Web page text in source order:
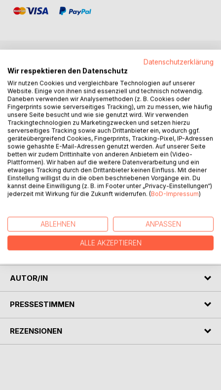
BESCHREIBUNG
In unsicheren Zeiten setzen sich viele für die
"Verteidigung" der Demokratie ein. Das Grundgesetz und
die rein repräsentative Demokratie wirken dabei wie "in
Stein gemeißelt". Clemens Oswald zeigt in seinem Essay,
wie sie weiterentwickelt werden und damit Spaltung und
Verdrossenheit begegnet werden kann. Sein Ziel: die
Demokratisierung des Grundgesetzes.
Gibt es so etwas wie Bürgerwürde? Wann fragen wir nach
unserem Recht auf politische Partizipation über das Wählen
hinaus? Wie sollten demokratische Strukturen aussehen,
abzuwürgen? Mutig liefert der Autor konkrete Ideen für
eine grundlegende Gesellschaftsreform, die die Bürger als
"Citoyens" und höchstes Staatsorgan in den Mittelpunkt
stellt.
AUTOR/IN
PRESSESTIMMEN
REZENSIONEN
Datenschutzerklärung
Wir respektieren den Datenschutz
Wir nutzen Cookies und vergleichbare Technologien auf unserer
Website. Einige von ihnen sind essenziell und technisch notwendig.
Daneben verwenden wir Analysemethoden (z. B. Cookies oder
Fingerprints sowie serverseitiges Tracking), um zu messen, wie häufig
unsere Seite besucht und wie sie genutzt wird. Wir verwenden
Trackingtechnologien zu Marketingzwecken und setzen hierzu
serverseitiges Tracking sowie auch Drittanbieter ein, wodurch ggf.
geräteübergreifend Cookies, Fingerprints, Tracking-Pixel, IP-Adressen
sowie gehashte E-Mail-Adressen genutzt werden. Auf unserer Seite
betten wir zudem Drittinhalte von anderen Anbietern ein (Video-
Plattformen). Wir haben auf die weitere Datenverarbeitung und ein
etwaiges Tracking durch den Drittanbieter keinen Einfluss. Mit deiner
Einstellung willigst du in die oben beschriebenen Vorgänge ein. Du
kannst deine Einwilligung (z. B. im Footer unter „Privacy-Einstellungen“)
jederzeit mit Wirkung für die Zukunft widerrufen. (BoD-Impressum)
ABLEHNEN ANPASSEN
ALLE AKZEPTIEREN